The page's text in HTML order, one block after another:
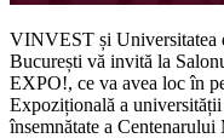
VINVEST și Universitatea
București vă invită la
EXPO!, ce va avea loc în
Expozițională a
însemnătate a